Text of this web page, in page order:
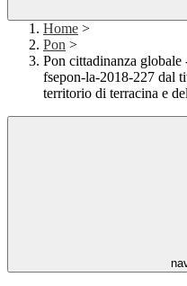
Home >
Pon >
Pon cittadinanza
fsepon-la-2018-227 dal
territorio di terracina e